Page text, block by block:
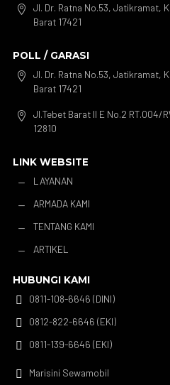

Jl. Dr. Ratna No.53, Jatikramat,
Barat 17421
POLL / GARASI

Jl. Dr. Ratna No.53, Jatikramat,
Barat 17421

Jl.Tebet Barat II E No.2 RT.004/
12810
LINK WEBSITE
K
LAYANAN
K ARMADA KAMI
K TENTANG KAMI
K ARTIKEL
HUBUNGI KAMI

0811-108-6646 (DINI)

0812-822-6646 (EKI)

0811-139-6646 (EKI)
 Marisini Sewamobil